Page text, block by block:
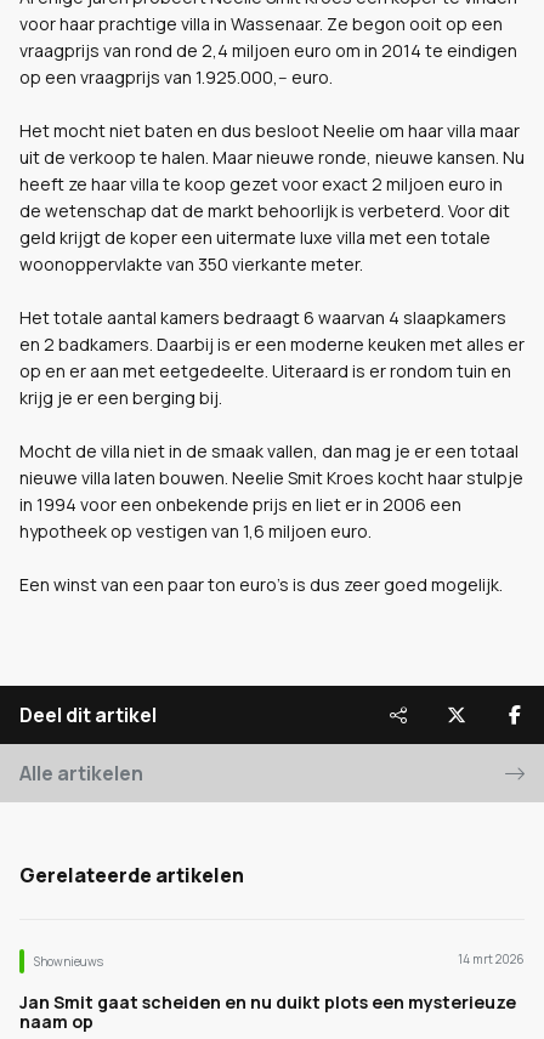
voor haar prachtige villa in Wassenaar. Ze begon ooit op een
vraagprijs van rond de 2,4 miljoen euro om in 2014 te eindigen
op een vraagprijs van 1.925.000,-- euro.
Het mocht niet baten en dus besloot Neelie om haar villa maar
uit de verkoop te halen. Maar nieuwe ronde, nieuwe kansen. Nu
heeft ze haar villa te koop gezet voor exact 2 miljoen euro in
de wetenschap dat de markt behoorlijk is verbeterd. Voor dit
geld krijgt de koper een uitermate luxe villa met een totale
woonoppervlakte van 350 vierkante meter.
Het totale aantal kamers bedraagt 6 waarvan 4 slaapkamers
en 2 badkamers. Daarbij is er een moderne keuken met alles er
op en er aan met eetgedeelte. Uiteraard is er rondom tuin en
krijg je er een berging bij.
Mocht de villa niet in de smaak vallen, dan mag je er een totaal
nieuwe villa laten bouwen. Neelie Smit Kroes kocht haar stulpje
in 1994 voor een onbekende prijs en liet er in 2006 een
hypotheek op vestigen van 1,6 miljoen euro.
Een winst van een paar ton euro's is dus zeer goed mogelijk.
Deel dit artikel
Alle artikelen
Gerelateerde artikelen
Shownieuws 14 mrt 2026
Jan Smit gaat scheiden en nu duikt plots een mysterieuze
naam op